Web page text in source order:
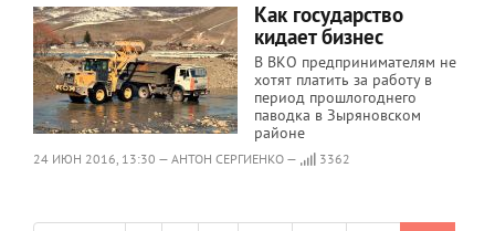
Как государство
кидает бизнес
В ВКО предпринимателям не
хотят платить за работу в
период прошлогоднего
паводка в Зыряновском
районе
24 ИЮН 2016, 13:30 — АНТОН СЕРГИЕНКО — 3362